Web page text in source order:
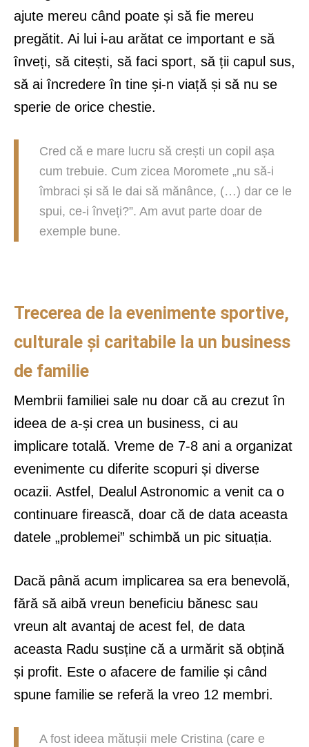
ajute mereu când poate și să fie mereu
pregătit. Ai lui i-au arătat ce important e să
înveți, să citești, să faci sport, să ții capul sus,
să ai încredere în tine și-n viață și să nu se
sperie de orice chestie.
Cred că e mare lucru să crești un copil așa
cum trebuie. Cum zicea Moromete „nu să-i
îmbraci și să le dai să mănânce, (…) dar ce le
spui, ce-i înveți?”. Am avut parte doar de
exemple bune.
Trecerea de la evenimente sportive,
culturale și caritabile la un business
de familie
Membrii familiei sale nu doar că au crezut în
ideea de a-și crea un business, ci au
implicare totală. Vreme de 7-8 ani a organizat
evenimente cu diferite scopuri și diverse
ocazii. Astfel, Dealul Astronomic a venit ca o
continuare firească, doar că de data aceasta
datele „problemei” schimbă un pic situația.
Dacă până acum implicarea sa era benevolă,
fără să aibă vreun beneficiu bănesc sau
vreun alt avantaj de acest fel, de data
aceasta Radu susține că a urmărit să obțină
și profit. Este o afacere de familie și când
spune familie se referă la vreo 12 membri.
A fost ideea mătușii mele Cristina (care e